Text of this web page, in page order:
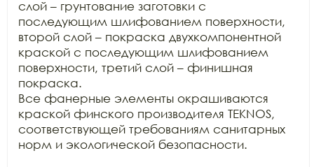
слой – грунтование заготовки с
последующим шлифованием поверхности,
второй слой – покраска двухкомпонентной
краской с последующим шлифованием
поверхности, третий слой – финишная
покраска.
Все фанерные элементы окрашиваются
краской финского производителя TEKNOS,
соответствующей требованиям санитарных
норм и экологической безопасности.